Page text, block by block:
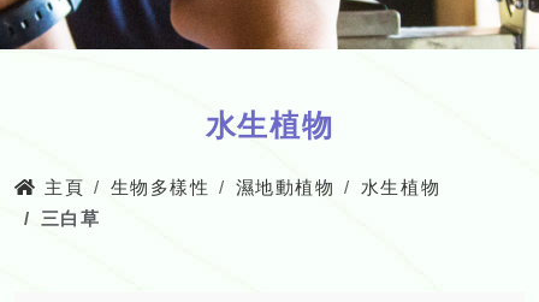
水生植物
主頁 生物多樣性 濕地動植物
水生植物
三白草